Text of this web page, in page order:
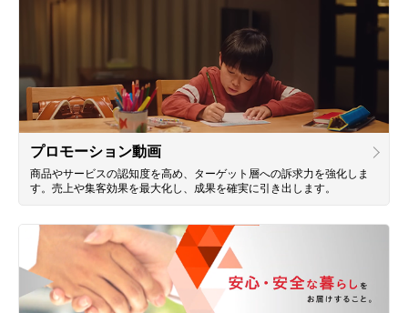
プロモーション動画
商品やサービスの認知度を高め、ターゲット層への訴求力を強化しま
す。売上や集客効果を最大化し、成果を確実に引き出します。